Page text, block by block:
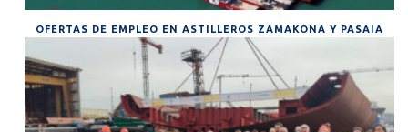
OFERTAS DE EMPLEO EN ASTILLEROS ZAMAKONA Y PASAIA